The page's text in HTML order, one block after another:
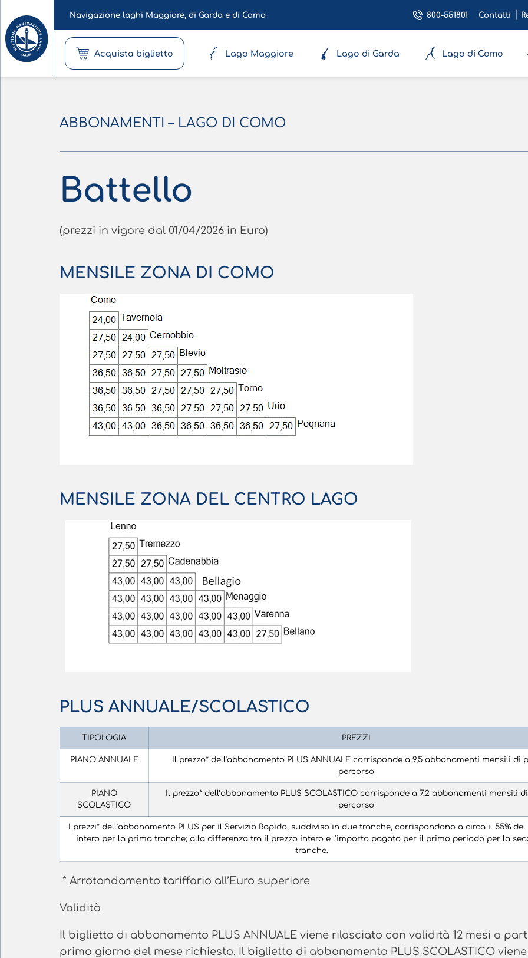
Navigazione laghi Maggiore, di Garda e di Como 800-551801 Contatti
Acquista biglietto Lago Maggiore Lago di Garda Lago di Como
ABBONAMENTI – LAGO DI COMO
Battello
(prezzi in vigore dal 01/04/2026 in Euro)
MENSILE ZONA DI COMO
MENSILE ZONA DEL CENTRO LAGO
PLUS ANNUALE/SCOLASTICO
TIPOLOGIA PREZZI
PIANO ANNUALE
Il prezzo* dell’abbonamento PLUS ANNUALE corrisponde a 9,5 abbonamenti mensili di
percorso
PIANO
SCOLASTICO
Il prezzo* dell’abbonamento PLUS SCOLASTICO corrisponde a 7,2 abbonamenti mensili
percorso
I prezzi* dell’abbonamento PLUS per il Servizio Rapido, suddiviso in due tranche, corrispondono a circa il 55% del
intero per la prima tranche; alla differenza tra il prezzo intero e l’importo pagato per il primo periodo per la
tranche.
* Arrotondamento tariffario all’Euro superiore
Validità
Il biglietto di abbonamento PLUS ANNUALE viene rilasciato con validità 12 mesi a
primo giorno del mese richiesto. Il biglietto di abbonamento PLUS SCOLASTICO viene